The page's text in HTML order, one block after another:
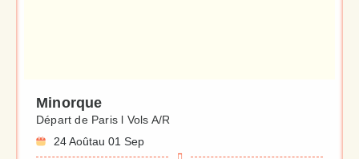
Minorque
Départ de Paris l Vols A/R
24 Aoûtau 01 Sep